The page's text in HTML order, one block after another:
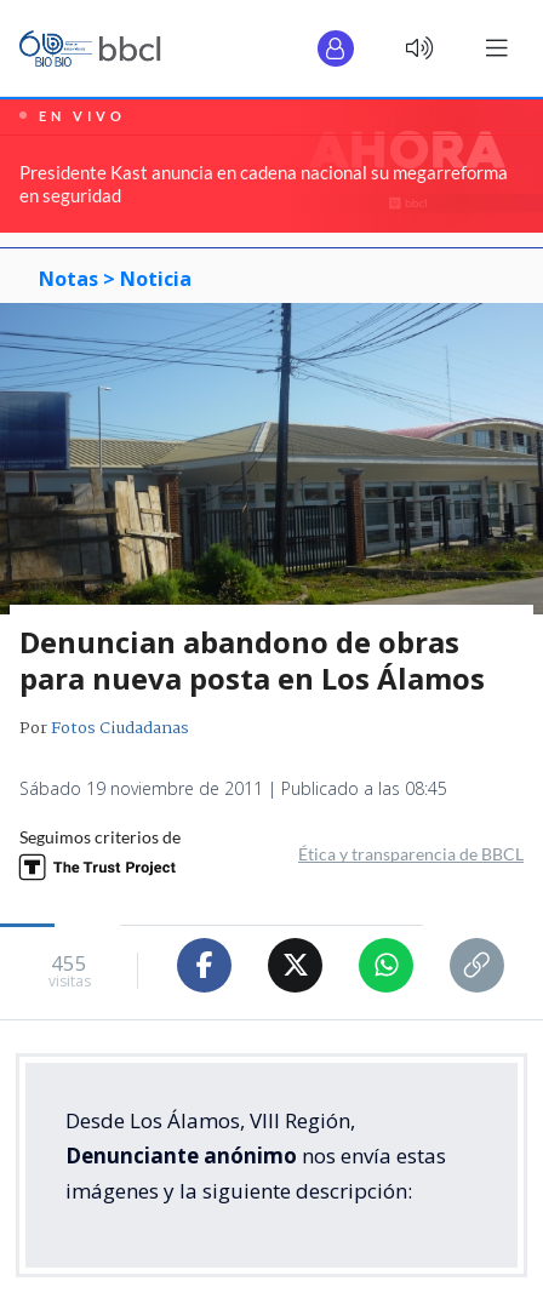
EN VIVO
Presidente Kast anuncia en cadena nacional su megarreforma
en seguridad
Notas > Noticia
Denuncian abandono de obras
para nueva posta en Los Álamos
PorFotos Ciudadanas
Sábado 19 noviembre de 2011 | Publicado a las 08:45
Seguimos criterios de
Ética y transparencia de BBCL
455
visitas
Desde Los Álamos, VIII Región,
Denunciante anónimo nos envía estas
imágenes y la siguiente descripción: